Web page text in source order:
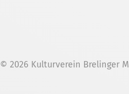
© 2026 Kulturverein Brelinger